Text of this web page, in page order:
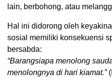
lain, berbohong, atau
Hal ini didorong oleh
sosial memiliki konsekuensi
bersabda:
“Barangsiapa menolong
menolongnya di hari kiamat.”